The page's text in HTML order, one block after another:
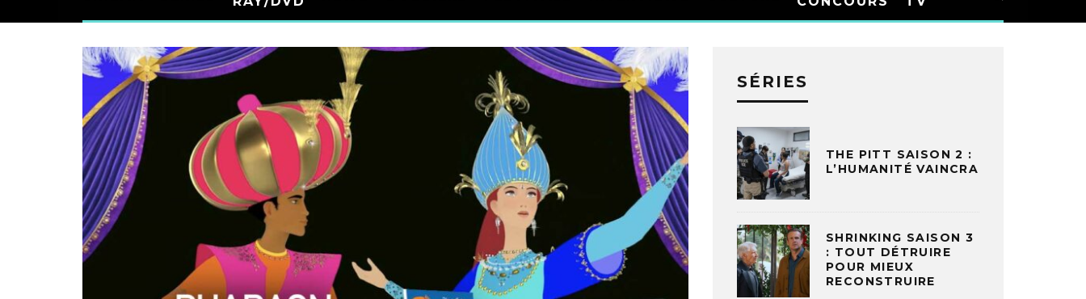
SÉRIES
THE PITT SAISON 2 :
L’HUMANITÉ VAINCRA
SHRINKING SAISON 3
: TOUT DÉTRUIRE
POUR MIEUX
RECONSTRUIRE